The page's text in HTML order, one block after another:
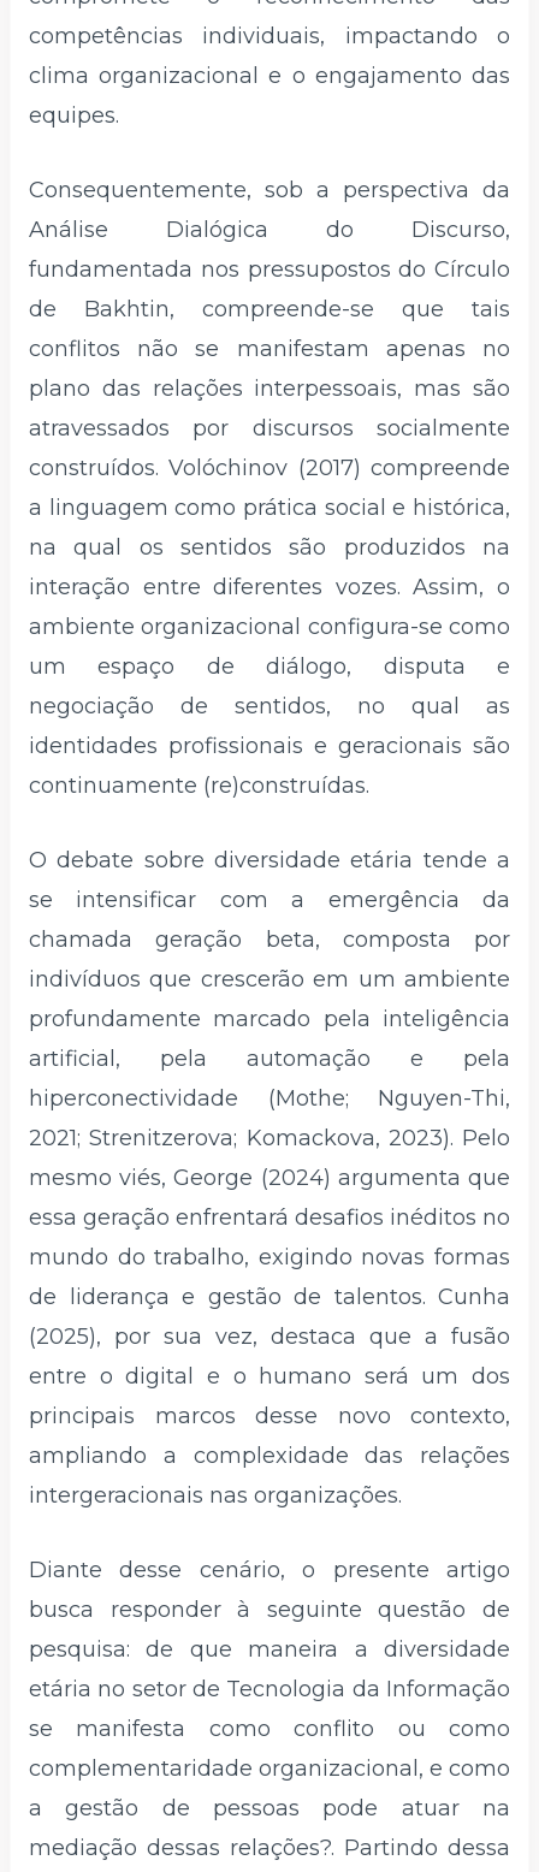
competências individuais, impactando o
clima organizacional e o engajamento das
equipes.
Consequentemente, sob a perspectiva da
Análise Dialógica do Discurso,
fundamentada nos pressupostos do Círculo
de Bakhtin, compreende-se que tais
conflitos não se manifestam apenas no
plano das relações interpessoais, mas são
atravessados por discursos socialmente
construídos. Volóchinov (2017) compreende
a linguagem como prática social e histórica,
na qual os sentidos são produzidos na
interação entre diferentes vozes. Assim, o
ambiente organizacional configura-se como
um espaço de diálogo, disputa e
negociação de sentidos, no qual as
identidades profissionais e geracionais são
continuamente (re)construídas.
O debate sobre diversidade etária tende a
se intensificar com a emergência da
chamada geração beta, composta por
indivíduos que crescerão em um ambiente
profundamente marcado pela inteligência
artificial, pela automação e pela
hiperconectividade (Mothe; Nguyen-Thi,
2021; Strenitzerova; Komackova, 2023). Pelo
mesmo viés, George (2024) argumenta que
essa geração enfrentará desafios inéditos no
mundo do trabalho, exigindo novas formas
de liderança e gestão de talentos. Cunha
(2025), por sua vez, destaca que a fusão
entre o digital e o humano será um dos
principais marcos desse novo contexto,
ampliando a complexidade das relações
intergeracionais nas organizações.
Diante desse cenário, o presente artigo
busca responder à seguinte questão de
pesquisa: de que maneira a diversidade
etária no setor de Tecnologia da Informação
se manifesta como conflito ou como
complementaridade organizacional, e como
a gestão de pessoas pode atuar na
mediação dessas relações?. Partindo dessa